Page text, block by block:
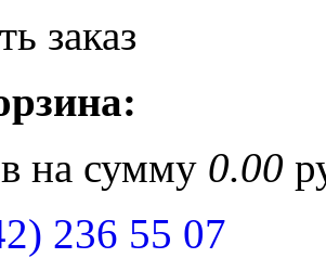
заказ
на сумму 0.00
236 55 07